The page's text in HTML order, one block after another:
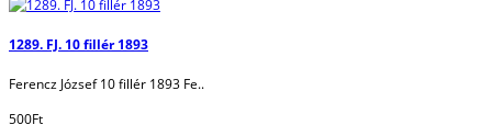
1289. FJ. 10 fillér 1893
Ferencz József 10 fillér 1893 Fe..
500Ft